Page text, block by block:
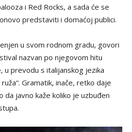
i Red Rocks, a sada će se
predstaviti i domaćoj publici.
u svom rodnom gradu, govori
nazvan po njegovom hitu
u prevodu s italijanskog jezika
Gramatik, inače, retko daje
da javno kaže koliko je uzbuđen